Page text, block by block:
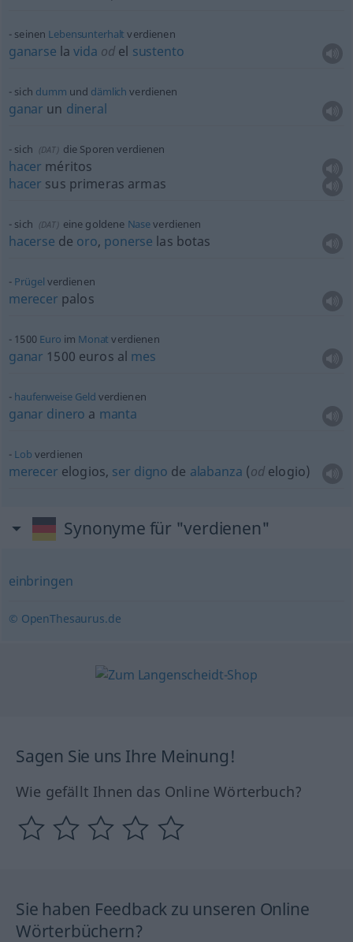
seinen Lebensunterhalt verdienen
ganarse lavida od el sustento
sich dumm und dämlich verdienen
ganar un dineral
sich (DAT) die Sporen verdienen
hacer méritos
hacer sus primeras armas
sich (DAT) eine goldene Naseverdienen
hacerse de oro, ponerse las botas
Prügel verdienen
merecer palos
1500 Euro im Monat verdienen
ganar 1500 euros al mes
haufenweise Geld verdienen
ganar dinero a manta
Lob verdienen
merecer elogios, ser digno de alabanza (odelogio)
Synonyme für "verdienen"
einbringen
© OpenThesaurus.de
Sagen Sie uns Ihre Meinung!
Wie gefällt Ihnen das Online Wörterbuch?
Sie haben Feedback zu unseren Online
Wörterbüchern?